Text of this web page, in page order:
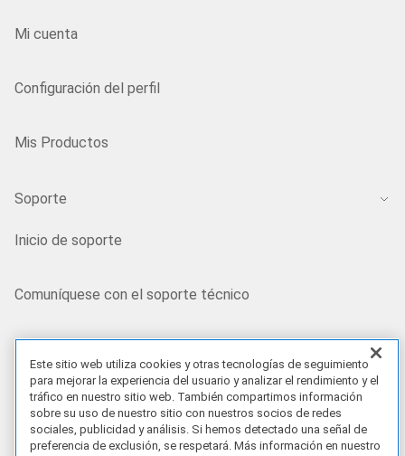
Mi cuenta
Configuración del perfil
Mis Productos
Soporte
Inicio de soporte
Comuníquese con el soporte técnico
Comunidad
Contáctenos
Este sitio web utiliza cookies y otras tecnologías de seguimiento
para mejorar la experiencia del usuario y analizar el rendimiento y el
tráfico en nuestro sitio web. También compartimos información
sobre su uso de nuestro sitio con nuestros socios de redes
sociales, publicidad y análisis. Si hemos detectado una señal de
preferencia de exclusión, se respetará. Más información en nuestro